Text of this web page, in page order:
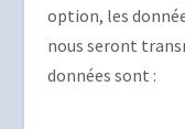
option, les
nous seront
données sont :